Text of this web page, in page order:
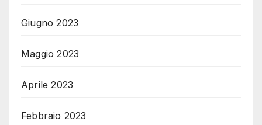
Giugno 2023
Maggio 2023
Aprile 2023
Febbraio 2023